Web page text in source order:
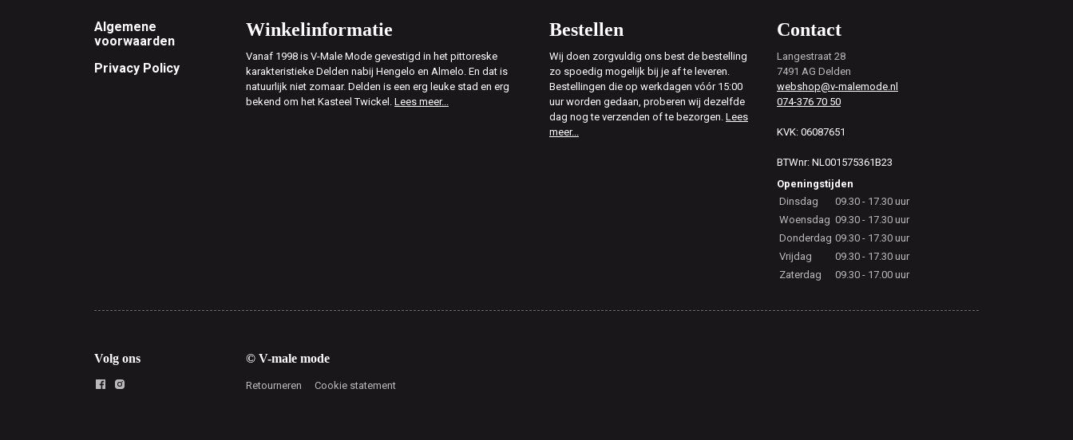
Footer
Algemene
voorwaarden
Privacy Policy
Winkelinformatie
Vanaf 1998 is V-Male Mode gevestigd in het pittoreske
karakteristieke Delden nabij Hengelo en Almelo. En dat is
natuurlijk niet zomaar. Delden is een erg leuke stad en erg
bekend om het Kasteel Twickel. Lees meer...
Bestellen
Wij doen zorgvuldig ons best de bestelling
zo spoedig mogelijk bij je af te leveren.
Bestellingen die op werkdagen vóór 15:00
uur worden gedaan, proberen wij dezelfde
dag nog te verzenden of te bezorgen. Lees
meer...
Contact
Langestraat 28
7491 AG Delden
webshop@v-malemode.nl
074-376 70 50
KVK: 06087651
BTWnr: NL001575361B23
Openingstijden
Dinsdag
09.30 - 17.30 uur
Woensdag 09.30 - 17.30 uur
Donderdag 09.30 - 17.30 uur
Vrijdag
09.30 - 17.30 uur
Zaterdag
09.30 - 17.00 uur
Volg ons © V-male mode
Retourneren Cookie statement